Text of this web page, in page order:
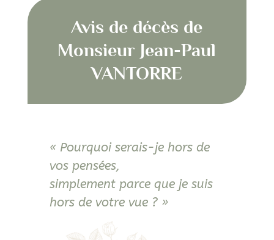
Avis de décès de
Monsieur Jean-Paul
VANTORRE
« Pourquoi serais-je hors de
vos pensées,
simplement parce que je suis
hors de votre vue ? »